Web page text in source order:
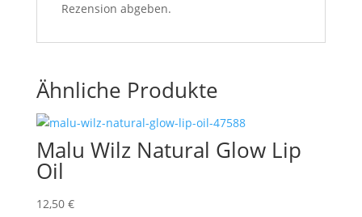
Rezension abgeben.
Ähnliche Produkte
Malu Wilz Natural Glow Lip
Oil
12,50 €